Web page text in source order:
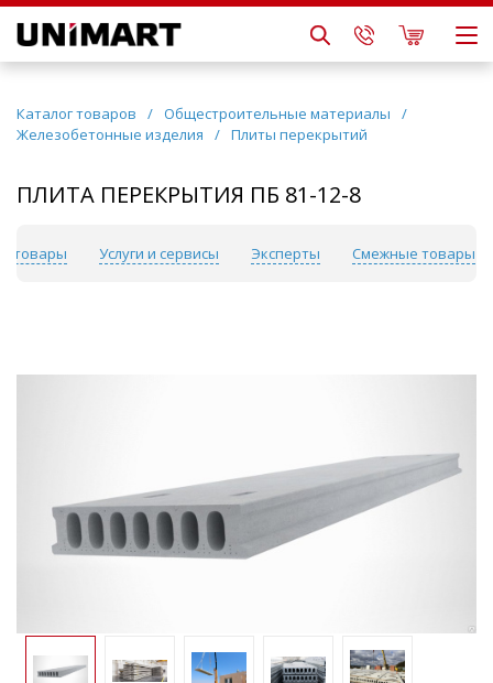
Каталог товаров / Общестроительные материалы
/
Железобетонные изделия
/ Плиты перекрытий
ПЛИТА ПЕРЕКРЫТИЯ ПБ 81-12-8
товары Услуги и сервисы Эксперты Смежные товары